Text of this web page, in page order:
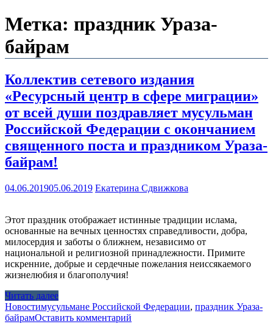
Метка: праздник Ураза-
байрам
Коллектив сетевого издания
«Ресурсный центр в сфере миграции»
от всей души поздравляет мусульман
Российской Федерации с окончанием
священного поста и праздником Ураза-
байрам!
04.06.201905.06.2019 Екатерина Сдвижкова
Этот праздник отображает истинные традиции ислама,
основанные на вечных ценностях справедливости, добра,
милосердия и заботы о ближнем, независимо от
национальной и религиозной принадлежности. Примите
искренние, добрые и сердечные пожелания неиссякаемого
жизнелюбия и благополучия!
Читать далее
Новостимусульмане Российской Федерации, праздник Ураза-
байрамОставить комментарий